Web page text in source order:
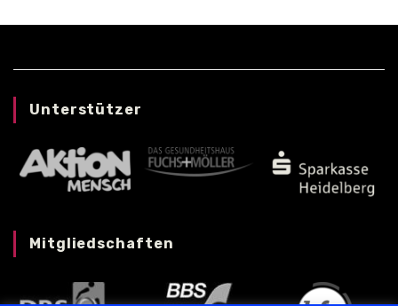
Unterstützer
Mitgliedschaften